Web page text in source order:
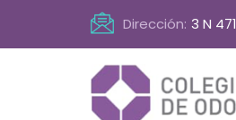
Dirección: 3 N 471